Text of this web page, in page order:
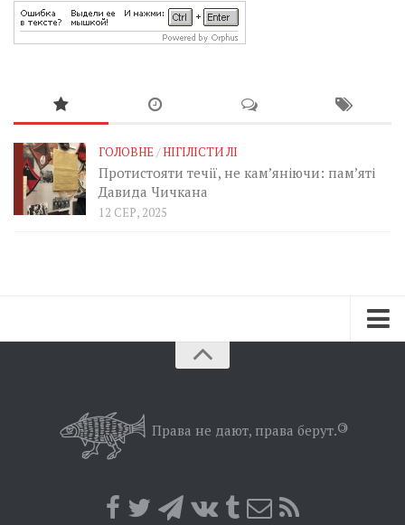
ГОЛОВНЕ/НІГІЛІСТИ ЛІ
Протистояти течії, не кам’яніючи: пам’яті
Давида Чичкана
12 СЕР, 2025
Позиція
Права не дают, права берут.©